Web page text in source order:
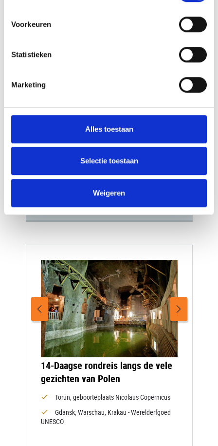
Voorkeuren
Statistieken
Marketing
Alles toestaan
Selectie toestaan
Weigeren
wordt ondergedompeld in de cultuur, geschiedenis
Na het verkennen van de rijke erfgoed
van Oezbekistan, reist u verder naar het
door majestueuze bergen en
adembenemende natuurparken. Van
opdoemende boomstammen tot de
serene Kolsai Meren, deze reis biedt een
natuur. We beloven u de mooiste
schatten van Centraal-Azië!
Bekijk deze reis
14-Daagse rondreis langs de vele
gezichten van Polen
Torun, geboorteplaats Nicolaus Copernicus
Gdansk, Warschau, Krakau - Werelderfgoed
UNESCO